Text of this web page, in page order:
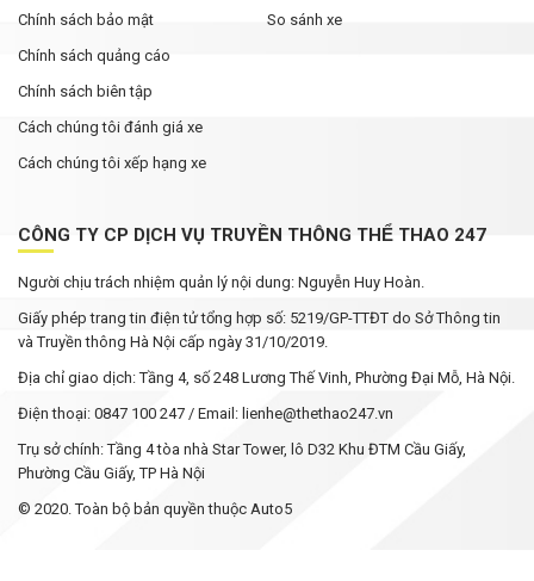
Chính sách bảo mật
Chính sách quảng cáo
Chính sách biên tập
Cách chúng tôi đánh giá xe
Cách chúng tôi xếp hạng xe
So sánh xe
CÔNG TY CP DỊCH VỤ TRUYỀN THÔNG THỂ THAO 247
Người chịu trách nhiệm quản lý nội dung: Nguyễn Huy Hoàn.
Giấy phép trang tin điện tử tổng hợp số: 5219/GP-TTĐT do Sở Thông tin
và Truyền thông Hà Nội cấp ngày 31/10/2019.
Địa chỉ giao dịch: Tầng 4, số 248 Lương Thế Vinh, Phường Đại Mỗ, Hà Nội.
Điện thoại: 0847 100 247 / Email: lienhe@thethao247.vn
Trụ sở chính: Tầng 4 tòa nhà Star Tower, lô D32 Khu ĐTM Cầu Giấy,
Phường Cầu Giấy, TP Hà Nội
© 2020. Toàn bộ bản quyền thuộc Auto5